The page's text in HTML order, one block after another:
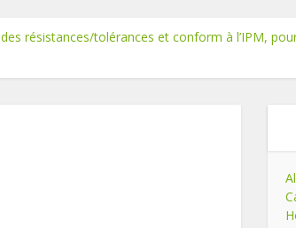
résistances/tolérances et conform à l’IPM,